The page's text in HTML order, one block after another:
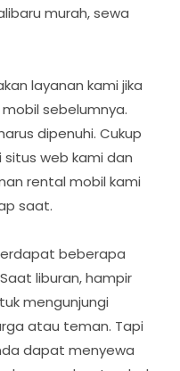
murah, sewa
layanan kami jika
sebelumnya.
dipenuhi. Cukup
web kami dan
rental mobil kami
saat.
beberapa
liburan, hampir
mengunjungi
atau teman. Tapi
dapat menyewa